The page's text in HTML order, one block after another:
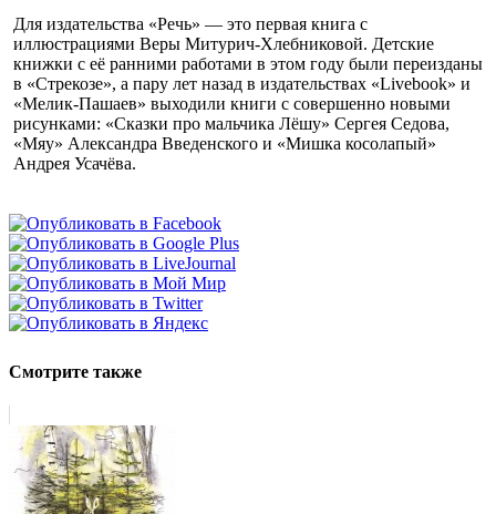
Для издательства «Речь» — это первая книга с
иллюстрациями Веры Митурич-Хлебниковой. Детские
книжки с её ранними работами в этом году были переизданы
в «Стрекозе», а пару лет назад в издательствах «Livebook» и
«Мелик-Пашаев» выходили книги с совершенно новыми
рисунками: «Сказки про мальчика Лёшу» Сергея Седова,
«Мяу» Александра Введенского и «Мишка косолапый»
Андрея Усачёва.
Смотрите также